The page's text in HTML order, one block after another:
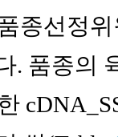
종선정
. 품종의